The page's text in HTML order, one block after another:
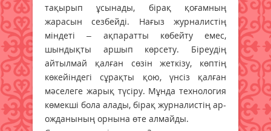
тақырып ұсынады, бірақ қоғамның
жарасын сезбейді. Нағыз журналистің
міндеті – ақпаратты көбейту емес,
шындықты аршып көрсету. Біреудің
айтылмай қалған сөзін жеткізу, көптің
көкейіндегі сұрақты қою, үнсіз қалған
мәселеге жарық түсіру. Мұнда технология
көмекші бола алады, бірақ журналистің ар-
ожданының орнына өте алмайды.